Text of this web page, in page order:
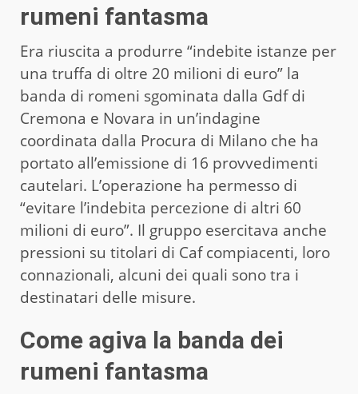
rumeni fantasma
Era riuscita a produrre “indebite istanze per
una truffa di oltre 20 milioni di euro” la
banda di romeni sgominata dalla Gdf di
Cremona e Novara in un’indagine
coordinata dalla Procura di Milano che ha
portato all’emissione di 16 provvedimenti
cautelari. L’operazione ha permesso di
“evitare l’indebita percezione di altri 60
milioni di euro”. Il gruppo esercitava anche
pressioni su titolari di Caf compiacenti, loro
connazionali, alcuni dei quali sono tra i
destinatari delle misure.
Come agiva la banda dei
rumeni fantasma